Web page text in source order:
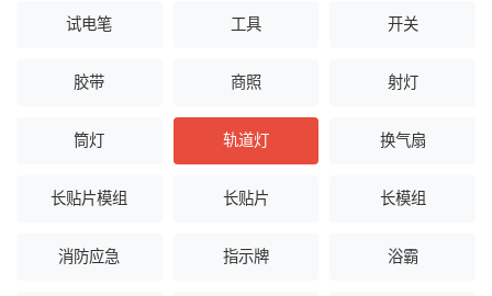
试电笔 工具 开关
胶带 商照 射灯
筒灯 轨道灯 换气扇
长贴片模组 长贴片 长模组
消防应急 指示牌 浴霸